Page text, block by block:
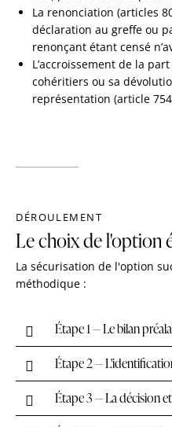
La renonciation (articles
déclaration au greffe ou
renonçant étant censé
L’accroissement de la
cohéritiers ou sa
représentation (article
DÉROULEMENT
Le choix de l'option
La sécurisation de l'option
méthodique :
Étape 1 — Le bilan
Étape 2 —
Étape 3 — La décision